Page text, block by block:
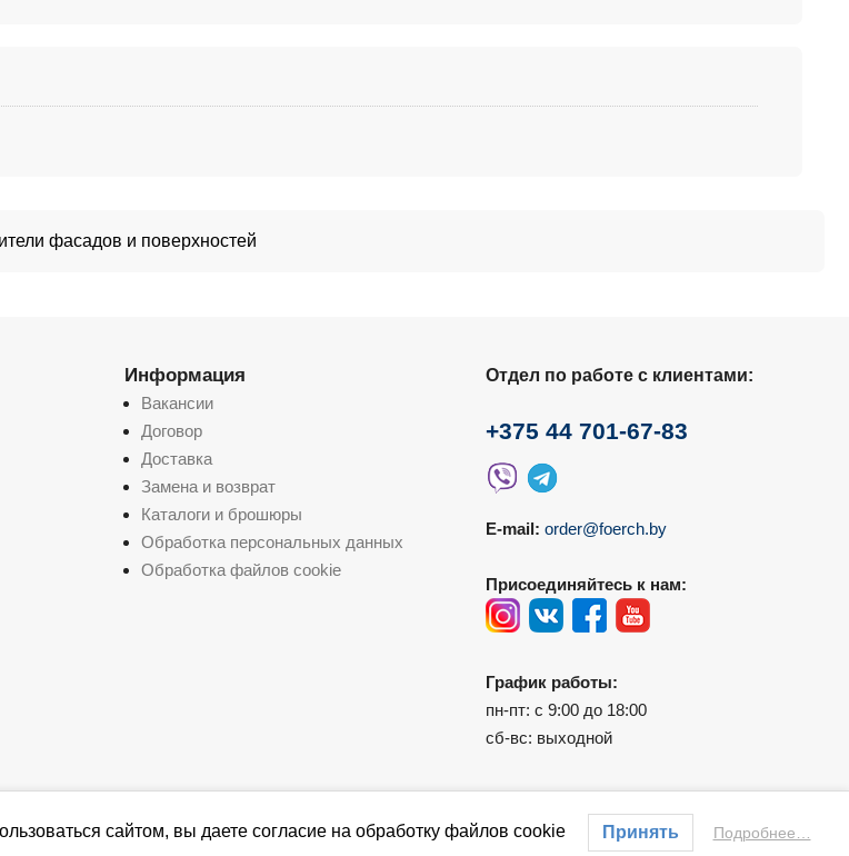
фасадов и поверхностей
Информация
Вакансии
Договор
Доставка
Замена и возврат
Каталоги и брошюры
Обработка персональных данных
Обработка файлов cookie
Отдел по работе с клиентами:
+375 44 701-67-83
E-mail: order@foerch.by
Присоединяйтесь к нам:
График работы:
пн-пт: с 9:00 до 18:00
сб-вс: выходной
сайтом, вы даете согласие на обработку файлов cookie Принять Подробнее…